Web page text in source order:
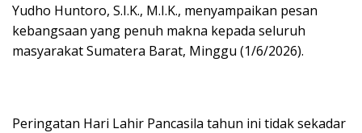
Yudho Huntoro, S.I.K., M.I.K., menyampaikan pesan
kebangsaan yang penuh makna kepada seluruh
masyarakat Sumatera Barat, Minggu (1/6/2026).
Peringatan Hari Lahir Pancasila tahun ini tidak sekadar